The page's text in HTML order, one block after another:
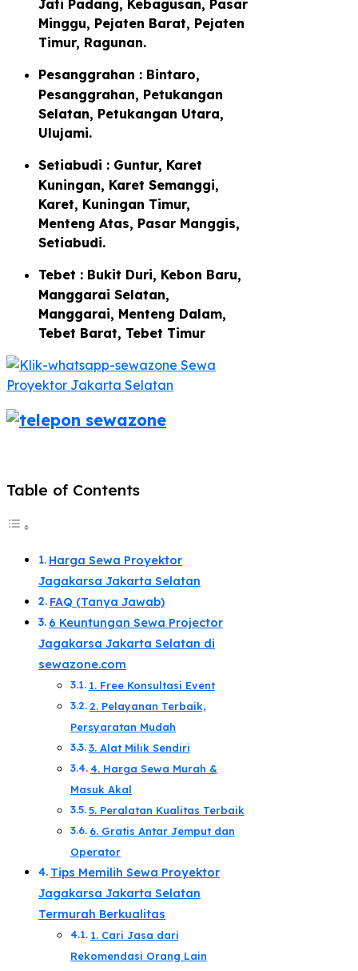
Jati Padang, Kebagusan, Pasar
Minggu, Pejaten Barat, Pejaten
Timur, Ragunan.
Pesanggrahan : Bintaro,
Pesanggrahan, Petukangan
Selatan, Petukangan Utara,
Ulujami.
Setiabudi : Guntur, Karet
Kuningan, Karet Semanggi,
Karet, Kuningan Timur,
Menteng Atas, Pasar Manggis,
Setiabudi.
Tebet : Bukit Duri, Kebon Baru,
Manggarai Selatan,
Manggarai, Menteng Dalam,
Tebet Barat, Tebet Timur
Table of Contents
Harga Sewa Proyektor
Jagakarsa Jakarta Selatan
FAQ (Tanya Jawab)
6 Keuntungan Sewa Projector
Jagakarsa Jakarta Selatan di
sewazone.com​
1. Free Konsultasi Event
2. Pelayanan Terbaik,
Persyaratan Mudah​
3. Alat Milik Sendiri​
​4. Harga Sewa Murah &
Masuk Akal​
5. Peralatan Kualitas Terbaik​
6. Gratis Antar Jemput dan
Operator​
Tips Memilih Sewa Proyektor
Jagakarsa Jakarta Selatan
Termurah Berkualitas​
1. Cari Jasa dari
Rekomendasi Orang Lain​